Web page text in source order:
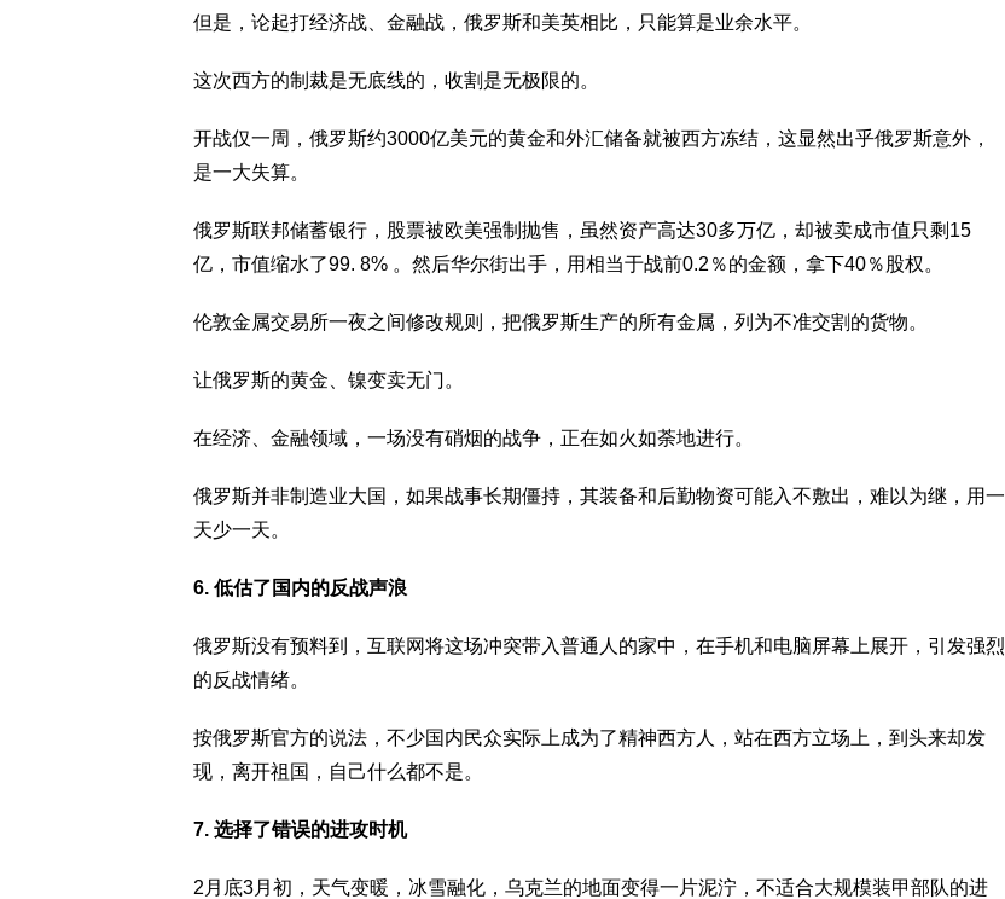
但是，论起打经济战、金融战，俄罗斯和美英相比，只能算是业余水平。
这次西方的制裁是无底线的，收割是无极限的。
开战仅一周，俄罗斯约3000亿美元的黄金和外汇储备就被西方冻结，这显然出乎俄罗斯意外，
是一大失算。
俄罗斯联邦储蓄银行，股票被欧美强制抛售，虽然资产高达30多万亿，却被卖成市值只剩15
亿，市值缩水了99. 8% 。然后华尔街出手，用相当于战前0.2％的金额，拿下40％股权。
伦敦金属交易所一夜之间修改规则，把俄罗斯生产的所有金属，列为不准交割的货物。
让俄罗斯的黄金、镍变卖无门。
在经济、金融领域，一场没有硝烟的战争，正在如火如荼地进行。
俄罗斯并非制造业大国，如果战事长期僵持，其装备和后勤物资可能入不敷出，难以为继，用一
天少一天。
6. 低估了国内的反战声浪
俄罗斯没有预料到，互联网将这场冲突带入普通人的家中，在手机和电脑屏幕上展开，引发强烈
的反战情绪。
按俄罗斯官方的说法，不少国内民众实际上成为了精神西方人，站在西方立场上，到头来却发
现，离开祖国，自己什么都不是。
7. 选择了错误的进攻时机
2月底3月初，天气变暖，冰雪融化，乌克兰的地面变得一片泥泞，不适合大规模装甲部队的进